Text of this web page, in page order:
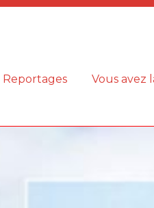
Reportages Vous avez